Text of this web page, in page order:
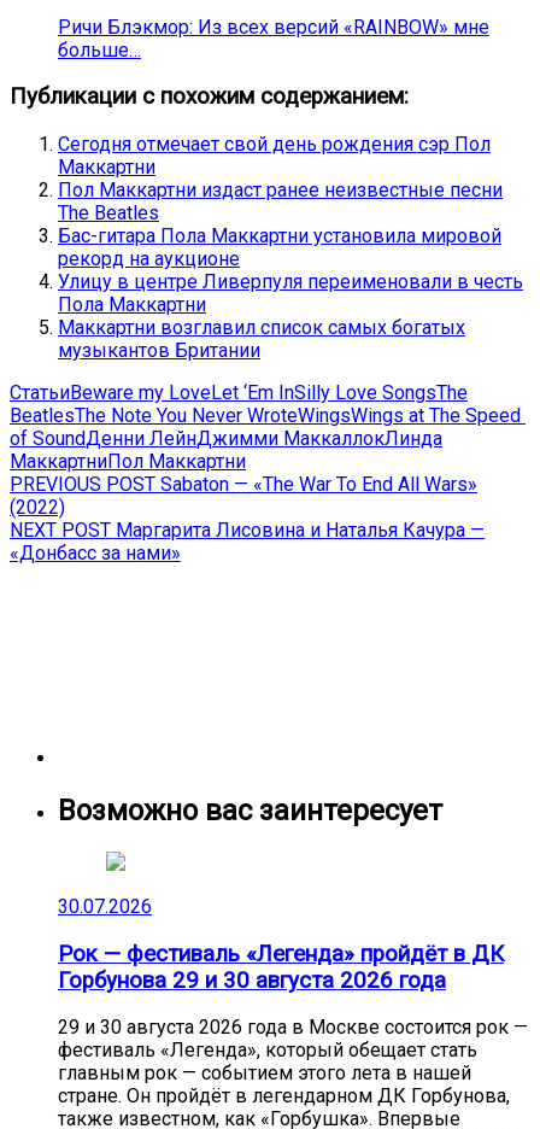
Ричи Блэкмор: Из всех версий «RAINBOW» мне
больше…
Публикации с похожим содержанием:
Сегодня отмечает свой день рождения сэр Пол
Маккартни
Пол Маккартни издаст ранее неизвестные песни
The Beatles
Бас-гитара Пола Маккартни установила мировой
рекорд на аукционе
Улицу в центре Ливерпуля переименовали в честь
Пола Маккартни
Маккартни возглавил список самых богатых
музыкантов Британии
СтатьиBeware my LovеLet ‘Em InSilly Love SongsThe
BeatlesThe Note You Never WroteWingsWings at The Speed ​​
of SoundДенни ЛейнДжимми МаккаллокЛинда
МаккартниПол Маккартни
Навигация
по
записям
PREVIOUS POST Previous
Sabaton — «The War To End All Wars»
(2022)
NEXT POST Next
post:
Маргарита Лисовина и Наталья Качура —
«Донбасс за нами»
Возможно вас заинтересует
30.07.2026
Рок — фестиваль «Легенда» пройдёт в ДК
Горбунова 29 и 30 августа 2026 года
29 и 30 августа 2026 года в Москве состоится рок —
фестиваль «Легенда», который обещает стать
главным рок — событием этого лета в нашей
стране. Он пройдёт в легендарном ДК Горбунова,
также известном, как «Горбушка». Впервые